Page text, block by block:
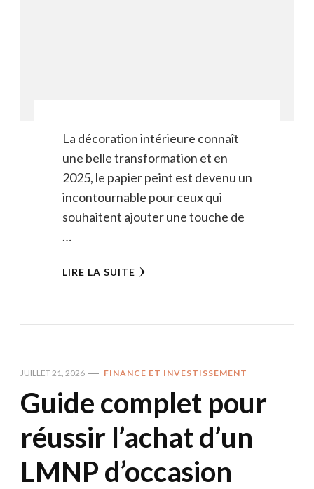
La décoration intérieure connaît
une belle transformation et en
2025, le papier peint est devenu un
incontournable pour ceux qui
souhaitent ajouter une touche de
…
LIRE LA SUITE
JUILLET 21, 2026 FINANCE ET INVESTISSEMENT
Guide complet pour
réussir l’achat d’un
LMNP d’occasion